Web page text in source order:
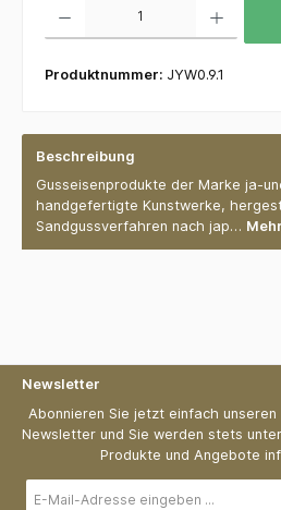
Produktnummer: JYW0.9.1
Beschreibung
Gusseisenprodukte der Marke ja-
handgefertigte Kunstwerke,
Sandgussverfahren nach jap… Mehr
Newsletter
Abonnieren Sie jetzt einfach
Newsletter und Sie werden stets
Produkte und Angebote
Mail-